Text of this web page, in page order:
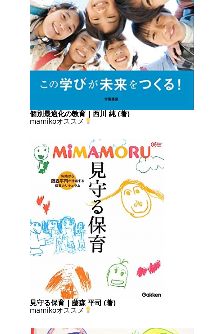
個別最適化の教育｜西川 純 (著)
mamikoオススメ
見守る保育｜藤森 平司 (著)
mamikoオススメ